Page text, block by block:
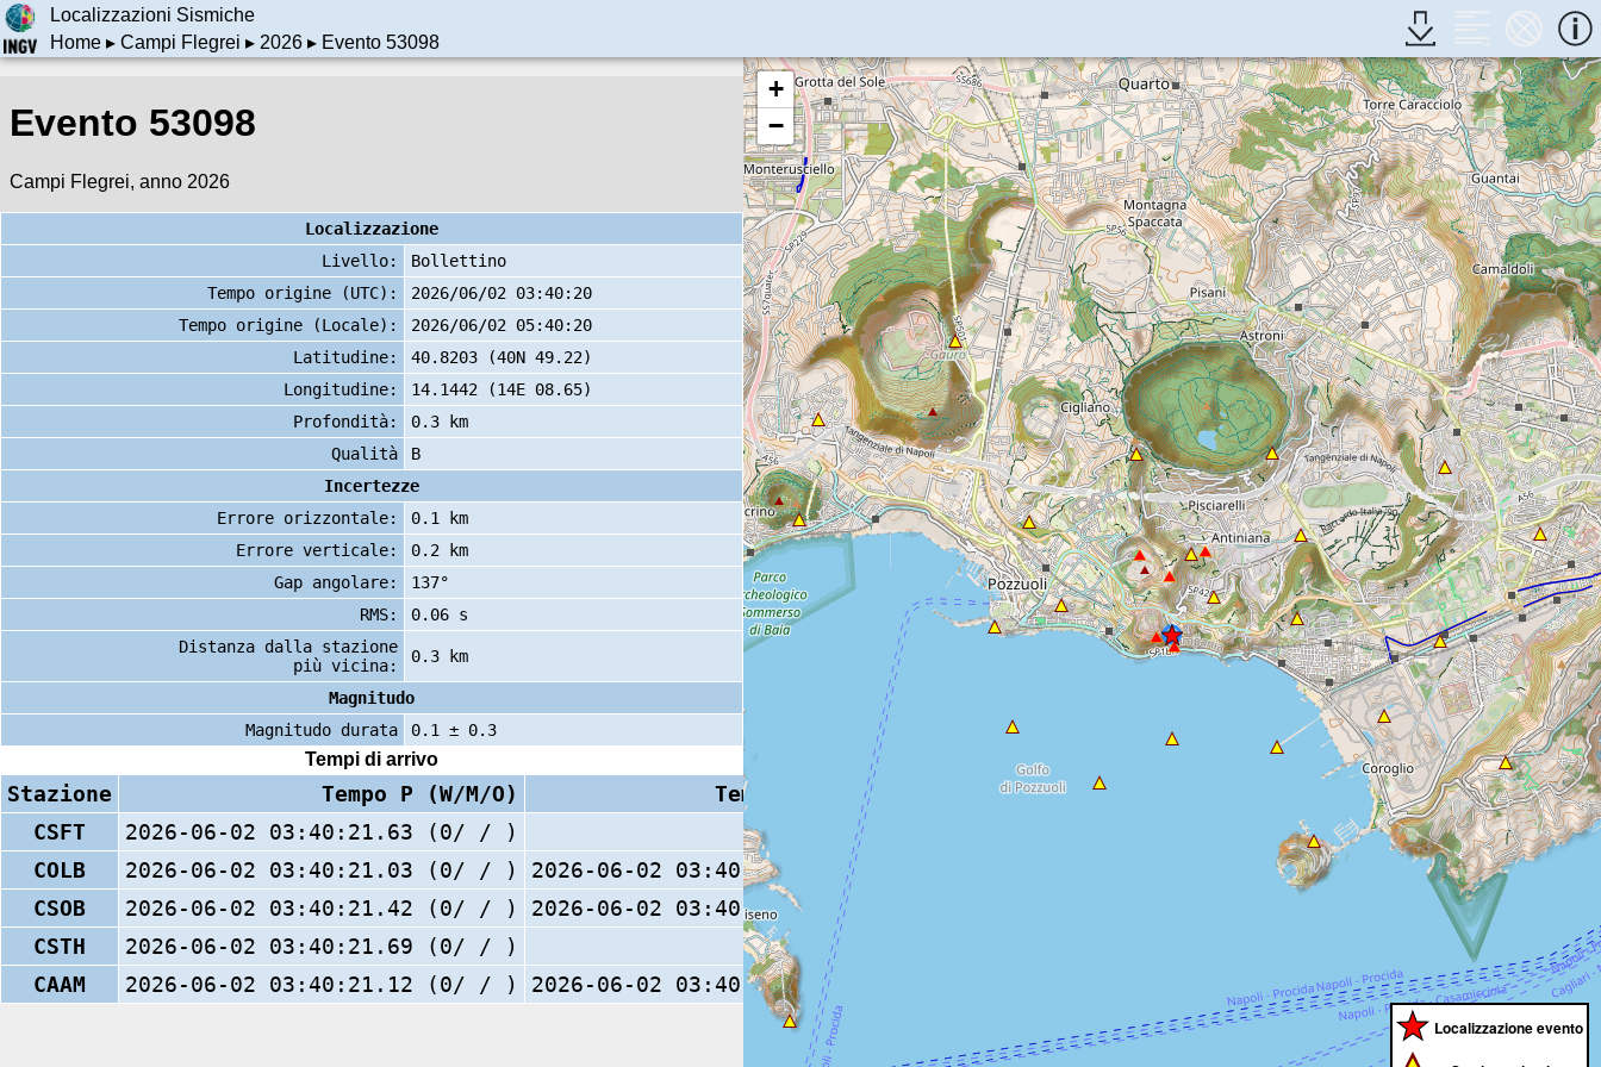
Localizzazioni Sismiche
Home▸ Campi Flegrei ▸ 2026▸ Evento 53098
Evento 53098
Campi Flegrei, anno 2026
Localizzazione
Livello:
Bollettino
Tempo origine (UTC):
2026/06/02 03:40:20
Tempo origine (Locale):
2026/06/02 05:40:20
Latitudine:
40.8203 (40N 49.22)
Longitudine:
14.1442 (14E 08.65)
Profondità:
0.3 km
Qualità
B
Incertezze
Errore orizzontale:
0.1 km
Errore verticale:
0.2 km
Gap angolare:
137°
RMS:
0.06 s
Distanza dalla stazione
più vicina:
0.3 km
Magnitudo
Magnitudo durata
0.1 ± 0.3
Tempi di arrivo
Stazione Tempo P (W/M/O) Tempo S (W/M/O)
CSFT
2026-06-02 03:40:21.63 (0/ / )
COLB
2026-06-02 03:40:21.03 (0/ / )
2026-06-02 03:40:21.3 (0/ / )
CSOB
2026-06-02 03:40:21.42 (0/ / )
2026-06-02 03:40:21.9 (0/ / )
CSTH
2026-06-02 03:40:21.69 (0/ / )
CAAM
2026-06-02 03:40:21.12 (0/ / ) 2026-06-02 03:40:21.4 (0/ / )
+
−
Localizzazione evento